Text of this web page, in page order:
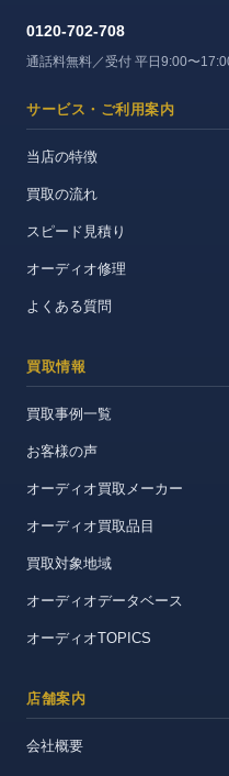
0120-702-708
通話料無料／受付 平日9:00〜
サービス・ご利用案内
当店の特徴
買取の流れ
スピード見積り
オーディオ修理
よくある質問
買取情報
買取事例一覧
お客様の声
オーディオ買取メーカー
オーディオ買取品目
買取対象地域
オーディオデータベース
オーディオTOPICS
店舗案内
会社概要